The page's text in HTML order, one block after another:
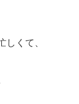
しくて、